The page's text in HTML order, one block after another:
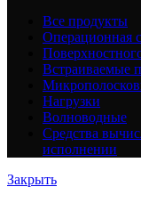
Все продукты
Операционная
Встраиваемые
Нагрузки
Волноводные
Средства
исполнении
Закрыть